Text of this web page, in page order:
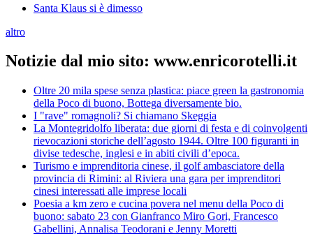
Santa Klaus si è dimesso
altro
Notizie dal mio sito: www.enricorotelli.it
Oltre 20 mila spese senza plastica: piace green la gastronomia
della Poco di buono, Bottega diversamente bio.
I "rave" romagnoli? Si chiamano Skeggia
La Montegridolfo liberata: due giorni di festa e di coinvolgenti
rievocazioni storiche dell’agosto 1944. Oltre 100 figuranti in
divise tedesche, inglesi e in abiti civili d’epoca.
Turismo e imprenditoria cinese, il golf ambasciatore della
provincia di Rimini: al Riviera una gara per imprenditori
cinesi interessati alle imprese locali
Poesia a km zero e cucina povera nel menu della Poco di
buono: sabato 23 con Gianfranco Miro Gori, Francesco
Gabellini, Annalisa Teodorani e Jenny Moretti